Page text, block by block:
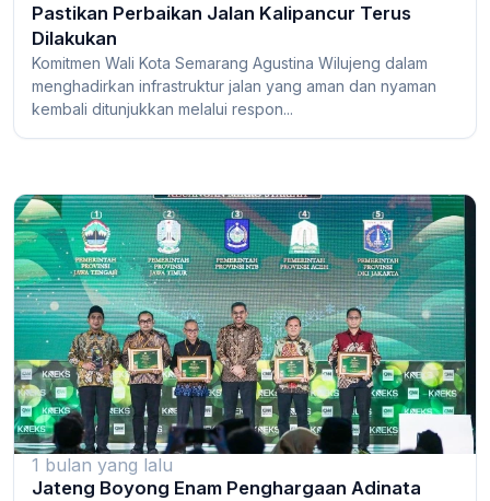
Pastikan Perbaikan Jalan Kalipancur Terus
Dilakukan
Komitmen Wali Kota Semarang Agustina Wilujeng dalam
menghadirkan infrastruktur jalan yang aman dan nyaman
kembali ditunjukkan melalui respon...
1 bulan yang lalu
Jateng Boyong Enam Penghargaan Adinata